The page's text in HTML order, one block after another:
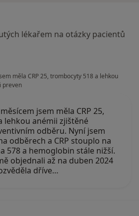
lékařem na otázky pacientů
měla CRP 25, trombocyty 518 a lehkou
preven
jsem měla CRP 25,
lehkou anémii zjištěné
odběru. Nyní jsem
odběrech a CRP stouplo na
578 a hemoglobin stále nižší.
objednali až na duben 2024
dříve…